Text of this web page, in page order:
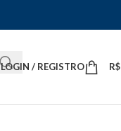
LOGIN / REGISTRO R$